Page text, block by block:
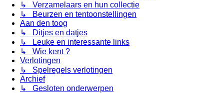
↳ Verzamelaars en hun collectie
↳ Beurzen en tentoonstellingen
Aan den toog
↳ Ditjes en datjes
↳ Leuke en interessante links
↳ Wie kent ?
Verlotingen
↳ Spelregels verlotingen
Archief
↳ Gesloten onderwerpen